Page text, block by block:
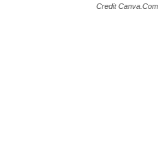
Credit Canva.Com